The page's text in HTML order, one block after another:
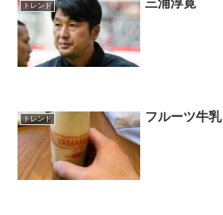
トレンド 三浦淳寛
トレンド フルーツ牛乳